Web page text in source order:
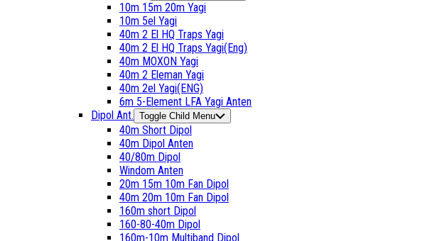
10m 15m 20m Yagi
10m 5el Yagi
40m 2 El HQ Traps Yagi
40m 2 El HQ Traps Yagi(Eng)
40m MOXON Yagi
40m 2 Eleman Yagi
40m 2el Yagi(ENG)
6m 5-Element LFA Yagi Anten
Dipol Ant. Toggle Child Menu
40m Short Dipol
40m Dipol Anten
40/80m Dipol
Windom Anten
20m 15m 10m Fan Dipol
40m 20m 10m Fan Dipol
160m short Dipol
160-80-40m Dipol
160m-10m Multiband Dipol